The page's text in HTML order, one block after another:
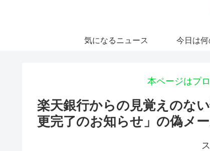
気になるニュース 今日は何
本ページはプ
楽天銀行からの見覚えのな
更完了のお知らせ」の偽メ